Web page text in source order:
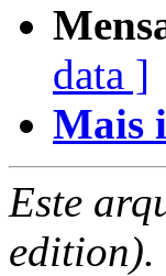
data ]
Mais
Este
edition).